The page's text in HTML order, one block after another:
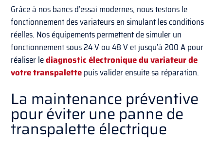
Grâce à nos bancs d’essai modernes, nous testons le
fonctionnement des variateurs en simulant les conditions
réelles. Nos équipements permettent de simuler un
fonctionnement sous 24 V ou 48 V et jusqu’à 200 A pour
réaliser lediagnostic électronique du variateur de
votre transpalettepuis valider ensuite sa réparation.
La maintenance préventive
pour éviter une panne de
transpalette électrique